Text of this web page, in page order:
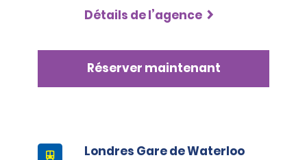
Détails de l’agence
Réserver maintenant
Londres Gare de Waterloo